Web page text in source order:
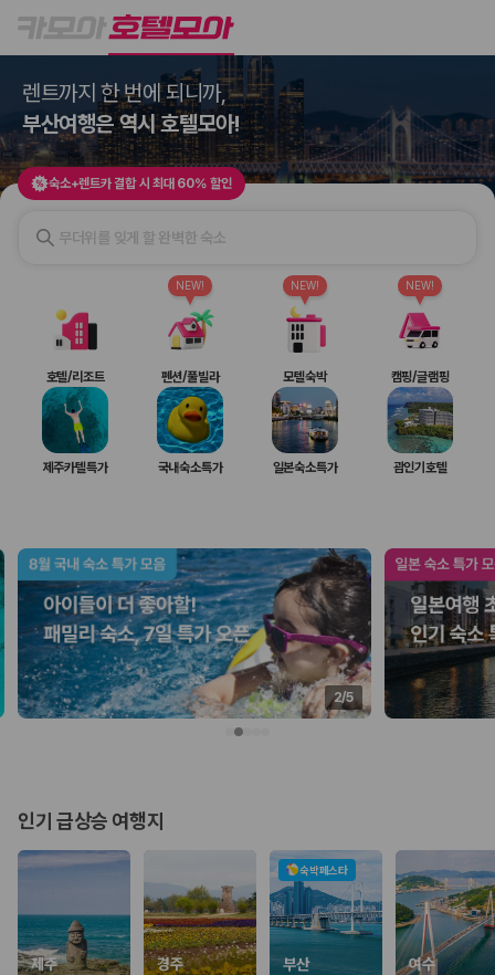
호텔모아
2000만 이용고객이 선택한 제주 렌트카 가격비교 플랫폼
제주렌트카 가격비교는 카모아에서 한 번에
제주도 렌트카는 업체마다 차량 가격, 보험 조건, 면책금, 보상 한도, 인수
장소, 취소 규정이 다릅니다. 카모아는 여러 제주 렌트카 업체의 조건을 한
화면에서 비교해 사용자가 자신의 일정과 예산에 맞는 차량을 선택할 수 있
도록 돕습니다.
차종별 최저가 비교:경차, 소형, 준중형, 중형, SUV, 승합차 등 여행
인원에 맞는 차종별 가격을 비교합니다.
보험 조건 비교:일반자차, 완전자차, 슈퍼자차의 면책금과 보상 한
도를 비교합니다.
제주공항 인수 조건 비교:셔틀 이동, 인수 위치, 반납 편의성을 함께
확인합니다.
실시간 예약:비교 후 원하는 차량을 바로 예약할 수 있습니다.
제주렌트카 실시간 가격비교 바로가기
1. 단순 최저가가 아니라 실제 결제 조건을 비교하세요
제주렌트카 최저가는 차량 기본요금만으로 판단하기 어렵습니다. 보험 포
함 여부, 면책금, 보상 한도, 옵션 비용, 취소 수수료를 함께 확인해야 실제
로 저렴한 차량을 고를 수 있습니다.
2. 보험 조건은 가격만큼 중요합니다
숙소+렌트카 결합 시 최대 60% 할인
렌트까지 한 번에 되니까,
부산여행은 역시 호텔모아!
숙소+렌트카 결합 시 최대 60% 할인
무더위를 잊게 할 완벽한 숙소
호텔/리조트 펜션/풀빌라
NEW!
모텔숙박
NEW!
캠핑/글램핑
NEW!
제주카텔특가 국내숙소특가 일본숙소특가 괌인기호텔
2/5
인기 급상승 여행지
제주 경주
숙박페스타
부산 여수